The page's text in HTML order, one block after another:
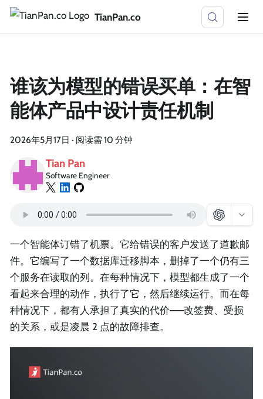
TianPan.co
谁该为模型的错误买单：在智
能体产品中设计责任机制
2026年5月17日 · 阅读需 10 分钟
Tian Pan
Software Engineer
一个智能体订错了机票。它给错误的客户发送了道歉邮
件。它编写了一个数据库迁移脚本，删掉了一个仍有三
个服务在读取的列。在每种情况下，模型都生成了一个
看起来合理的动作，执行了它，然后继续运行。而在每
种情况下，都有人承担了真实的代价——改签费、受损
的关系，或是凌晨 2 点的故障排查。